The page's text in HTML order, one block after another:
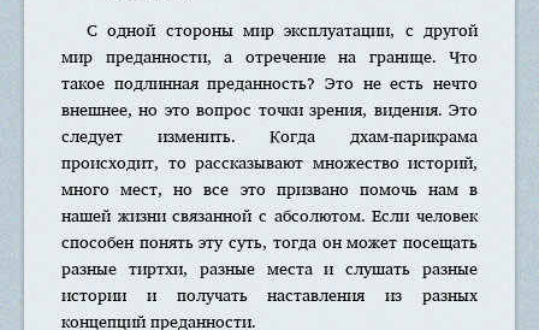
С одной стороны мир эксплуатации, с другой
мир преданности, а отречение на границе. Что
такое подлинная преданность? Это не есть нечто
внешнее, но это вопрос точки зрения, видения. Это
следует изменить. Когда дхам-парикрама
происходит, то рассказывают множество историй,
много мест, но все это призвано помочь нам в
нашей жизни связанной с абсолютом. Если человек
способен понять эту суть, тогда он может посещать
разные тиртхи, разные места и слушать разные
истории и получать наставления из разных
концепций преданности.